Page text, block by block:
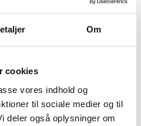
Om
cookies
vores indhold og
til sociale medier og til
deler også oplysninger om
GUL T-SHIRT FRA
MARTA